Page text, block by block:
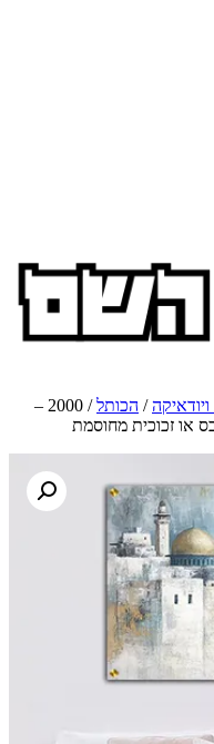
/ הכותל
/ 2000 –
או זכוכית מחוסמת